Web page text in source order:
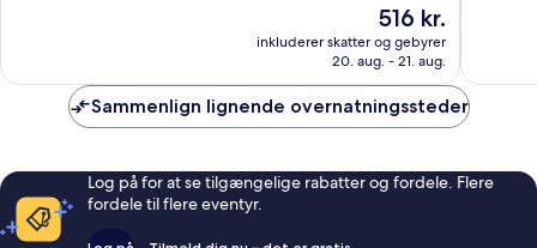
anmeldelser
Prisen
516 kr.
516 kr.
inkluderer skatter og gebyrer
20. aug. - 21. aug.
Sammenlign lignende overnatningssteder
Log på for at se tilgængelige rabatter og fordele. Flere
fordele til flere eventyr.